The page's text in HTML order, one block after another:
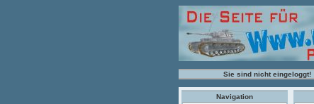
Sie sind nicht eingeloggt!
Navigation